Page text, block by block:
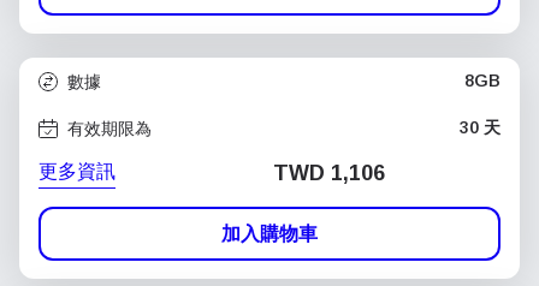
數據 8GB
有效期限為 30 天
更多資訊 TWD 1,106
加入購物車